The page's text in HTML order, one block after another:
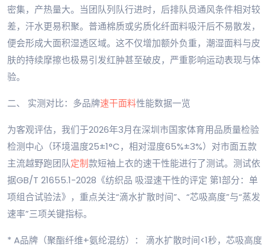
密集，产热量大。当团队列队行进时，后排队员通风条件相对较
差，汗水更易积聚。普通棉质或劣质化纤面料吸汗后不易散发，
便会形成大面积湿透区域。这不仅增加额外负重，潮湿面料与皮
肤的持续摩擦也极易引发红肿甚至破皮，严重影响运动表现与体
验。
二、 实测对比：多品牌速干面料性能数据一览
为客观评估，我们于2026年3月在深圳市国家体育用品质量检验
检测中心（环境温度25±1°C，相对湿度65%±3%）对市面五款
主流越野跑团队定制款短袖上衣的速干性能进行了测试。测试依
据GB/T 21655.1-2028《纺织品 吸湿速干性的评定 第1部分：单
项组合试验法》，重点关注“滴水扩散时间”、“芯吸高度”与“蒸发
速率”三项关键指标。
* A品牌（聚酯纤维+氨纶混纺）： 滴水扩散时间<1秒，芯吸高度